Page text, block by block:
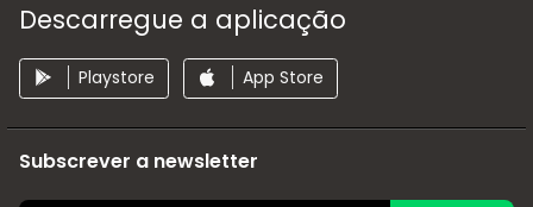
Descarregue a aplicação
Playstore App Store
Subscrever a newsletter